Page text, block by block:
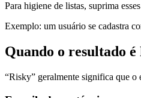
Para higiene de listas, suprima
Exemplo: um usuário se cadastra
Quando o resultado
“Risky” geralmente significa que o